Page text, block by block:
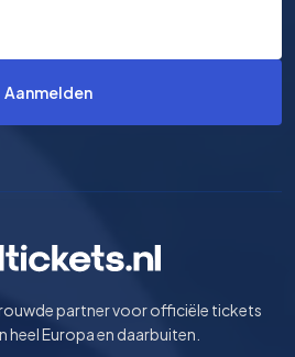
Aanmelden
partner voor officiële tickets
Europa en daarbuiten.